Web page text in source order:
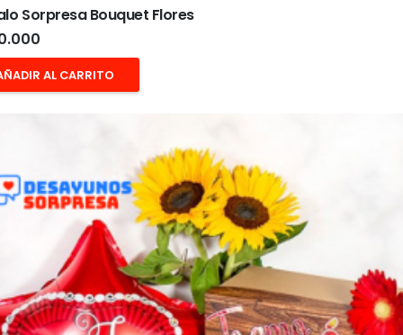
Sorpresa Bouquet Flores
AL CARRITO